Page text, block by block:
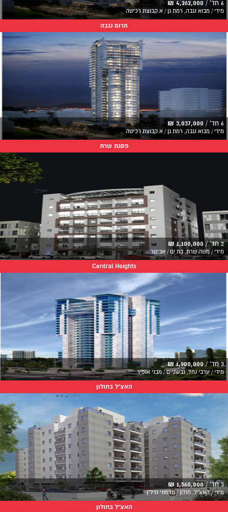
6 חד' / 4,262,000 ₪
מידי / מבוא נגבה, רמת גן / א.קבוצת רכישה
מרום נגבה
6 חד' / 3,037,000 ₪
מידי / מבוא נגבה, רמת גן / א.קבוצת רכישה
פסגת שרת
2 חד' / 1,100,000 ₪
מידי / משה שרת, בת ים / אביגור
Central Heights
3 חד' / 1,900,000 ₪
מידי / ערבי נחל, גבעתיים / מבני אופיר
האצ"ל בחולון
3 חד' / 1,560,000 ₪
מידי / האצ"ל, חולון / מדמוני נדל"ן
האצ"ל בחולון